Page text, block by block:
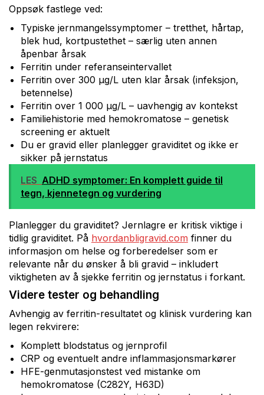
Oppsøk fastlege ved:
Typiske jernmangelssymptomer – tretthet, hårtap,
blek hud, kortpustethet – særlig uten annen
åpenbar årsak
Ferritin under referanseintervallet
Ferritin over 300 µg/L uten klar årsak (infeksjon,
betennelse)
Ferritin over 1 000 µg/L – uavhengig av kontekst
Familiehistorie med hemokromatose – genetisk
screening er aktuelt
Du er gravid eller planlegger graviditet og ikke er
sikker på jernstatus
LES ADHD symptomer: En komplett guide til
tegn, kjennetegn og vurdering
Planlegger du graviditet? Jernlagre er kritisk viktige i
tidlig graviditet. På hvordanbligravid.com finner du
informasjon om helse og forberedelser som er
relevante når du ønsker å bli gravid – inkludert
viktigheten av å sjekke ferritin og jernstatus i forkant.
Videre tester og behandling
Avhengig av ferritin-resultatet og klinisk vurdering kan
legen rekvirere:
Komplett blodstatus og jernprofil
CRP og eventuelt andre inflammasjonsmarkører
HFE-genmutasjonstest ved mistanke om
hemokromatose (C282Y, H63D)